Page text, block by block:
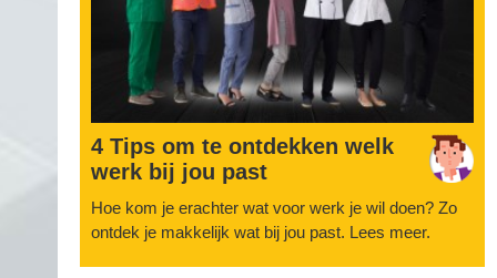
4 Tips om te ontdekken welk
werk bij jou past
Hoe kom je erachter wat voor werk je wil doen? Zo
ontdek je makkelijk wat bij jou past. Lees meer.